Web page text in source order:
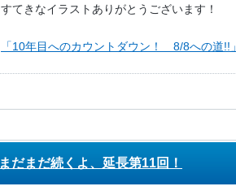
すてきなイラストありがとうございます！
「10年目へのカウントダウン！ 8/8への道!!」
まだまだ続くよ、延長第11回！